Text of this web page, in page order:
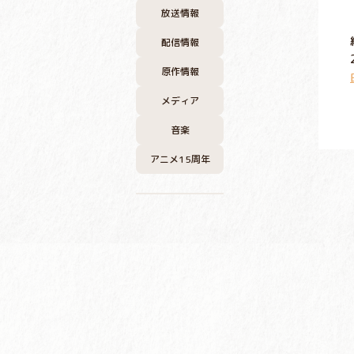
放送情報
配信情報
原作情報
メディア
音楽
アニメ15周年